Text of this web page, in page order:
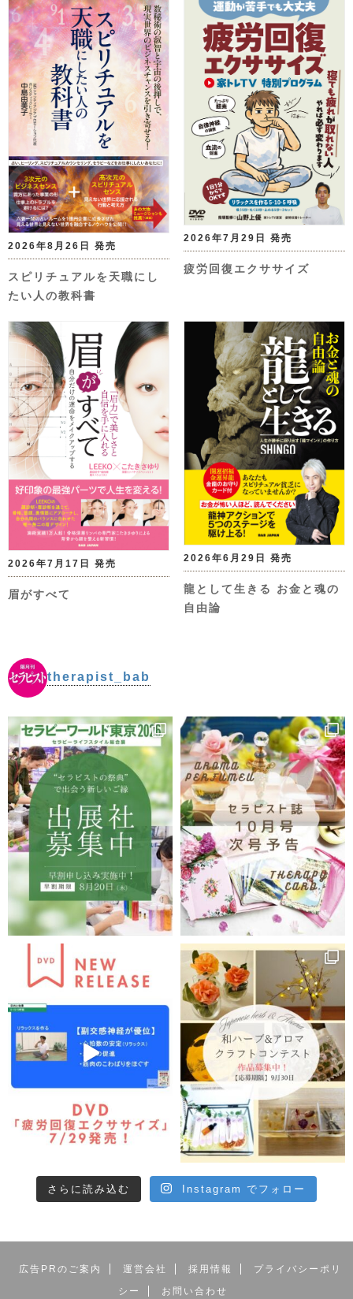
2026年8月26日 発売
スピリチュアルを天職にし
たい人の教科書
2026年7月29日 発売
疲労回復エクササイズ
2026年7月17日 発売
眉がすべて
2026年6月29日 発売
龍として生きる お金と魂の
自由論
therapist_bab
さらに読み込む Instagram でフォロー
広告PRのご案内 運営会社 採用情報
プライバシーポリ
シー
お問い合わせ